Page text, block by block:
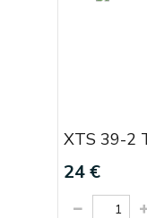
XTS 39-2
24 €